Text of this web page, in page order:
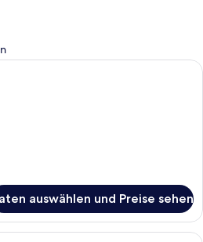
Ein Hotelzimmer mit einem Bett,
auswählen und Preise sehen